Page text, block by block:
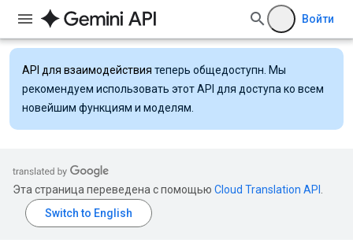
Войти
API для взаимодействия теперь общедоступн. Мы
рекомендуем использовать этот API для доступа ко всем
новейшим функциям и моделям.
Эта страница переведена с помощью Cloud Translation API